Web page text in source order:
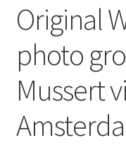
Original
photo
Mussert